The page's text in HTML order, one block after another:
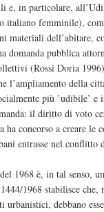
e, in particolare,
italiano femminile),
materiali dell’abitare,
domanda pubblica
(Rossi Doria
l’ampliamento della
più ’udibile’ e
il diritto di voto
ha concorso a creare le
entrasse nel conflitto
1968 è, in tal senso,
1968 stabilisce che,
urbanistici, debbano